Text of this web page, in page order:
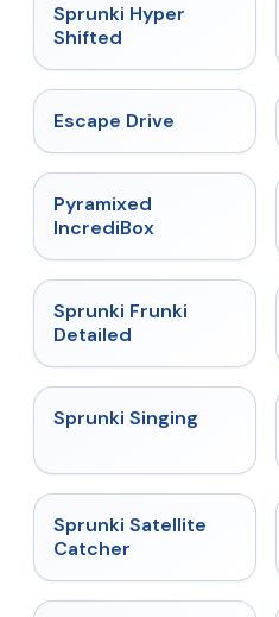
Sprunki Hyper
Shifted
Escape Drive
Pyramixed
IncrediBox
★
Sprunki Frunki
Detailed
★
Sprunki Singing
★ 4.4
Sprunki Satellite
Catcher